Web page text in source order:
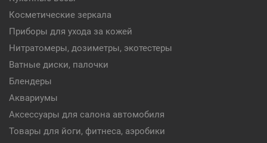
Косметические зеркала
Приборы для ухода за кожей
Нитратомеры, дозиметры, экотестеры
Ватные диски, палочки
Блендеры
Аквариумы
Аксессуары для салона автомобиля
Товары для йоги, фитнеса, аэробики